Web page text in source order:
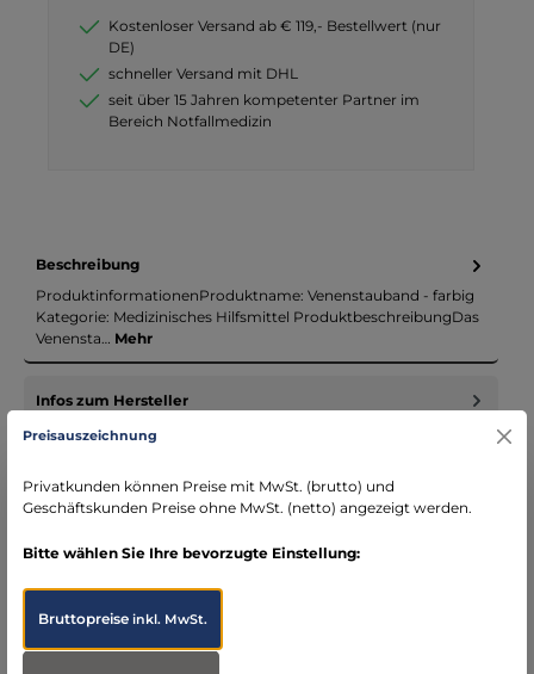
Kostenloser Versand ab € 119,- Bestellwert (nur
DE)
schneller Versand mit DHL
seit über 15 Jahren kompetenter Partner im
Bereich Notfallmedizin
Beschreibung
ProduktinformationenProduktname: Venenstauband - farbig
Kategorie: Medizinisches Hilfsmittel ProduktbeschreibungDas
Venensta… Mehr
Infos zum Hersteller
Folgende Infos zum Hersteller sind verfübar...
Bewertungen
Preisauszeichnung
Privatkunden können Preise mit MwSt. (brutto) und
Geschäftskunden Preise ohne MwSt. (netto) angezeigt werden.
Bitte wählen Sie Ihre bevorzugte Einstellung:
Bruttopreiseinkl. MwSt.